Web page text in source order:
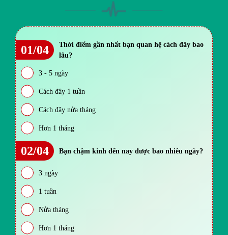
01/04
Thời điểm gần nhất bạn quan hệ cách đây bao
lâu?
3 - 5 ngày
Cách đây 1 tuần
Cách đây nửa tháng
Hơn 1 tháng
02/04 Bạn chậm kinh đến nay được bao nhiêu ngày?
3 ngày
1 tuần
Nửa tháng
Hơn 1 tháng